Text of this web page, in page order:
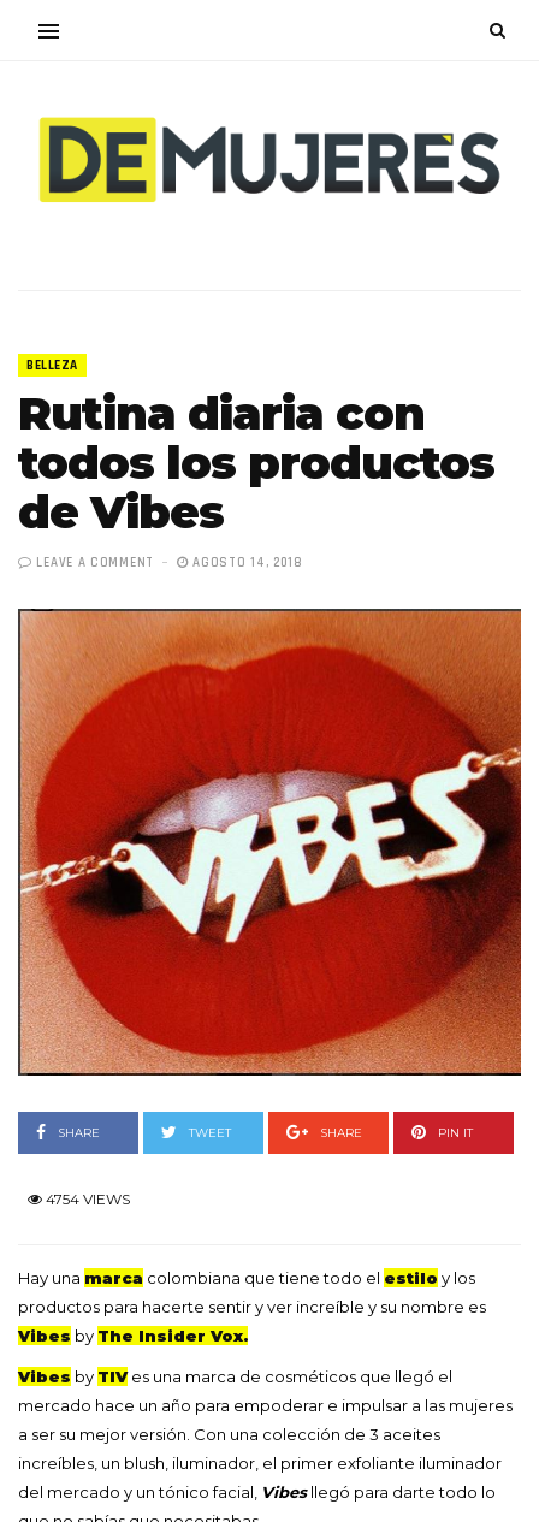
BELLEZA
Rutina diaria con
todos los productos
de Vibes
LEAVE A COMMENT AGOSTO 14, 2018
SHARE TWEET SHARE PIN IT
4754 VIEWS
Hay una marca colombiana que tiene todo el estilo y los
productos para hacerte sentir y ver increíble y su nombre es
Vibes by The Insider Vox.
Vibes by TIVes una marca de cosméticos que llegó el
mercado hace un año para empoderar e impulsar a las mujeres
a ser su mejor versión. Con una colección de 3 aceites
increíbles, un blush, iluminador, el primer exfoliante iluminador
del mercado y un tónico facial, Vibesllegó para darte todo lo